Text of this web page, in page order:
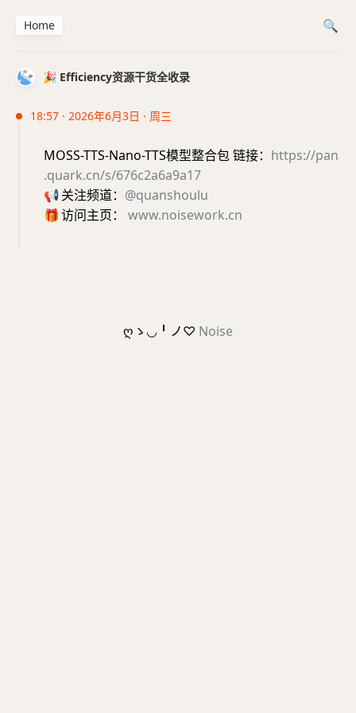
🎉 Efficiency资源干货全收录
18:57 · 2026年6月3日 · 周三
MOSS-TTS-Nano-TTS模型整合包 链接： https://pan
.quark.cn/s/676c2a6a9a17
📢关注频道： @quanshoulu
🎁访问主页： www.noisework.cn
Home
ღゝ◡╹ノ♡ Noise